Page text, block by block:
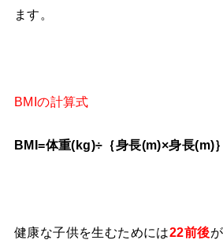
ます。
BMIの計算式
BMI=体重(kg)÷｛身長(m)×身長(m)｝
健康な子供を生むためには22前後